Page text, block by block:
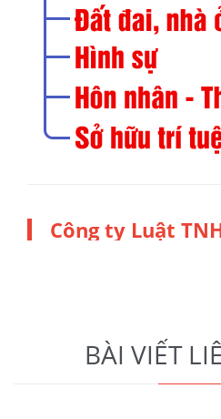
Công ty Luật
BÀI VIẾT